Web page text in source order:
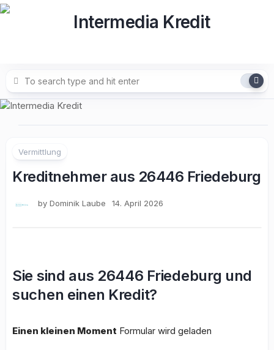
Skip
Vermittlung
Kreditnehmer aus 26446 Friedeburg
by Dominik Laube 14. April 2026
Sie sind aus 26446 Friedeburg und
suchen einen Kredit?
Einen kleinen Moment Formular wird geladen